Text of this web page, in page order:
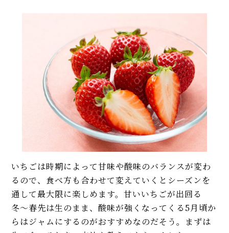
いちごは時期によって甘味や酸味のバランスが変わ
るので、食べ方も合わせて変えていくとシーズンを
通して最大限に楽しめます。甘いいちごが出回る
冬〜春先は生のまま、酸味が強くなってくる5月頃か
らはジャムにするのがおすすめなのだそう。まずは